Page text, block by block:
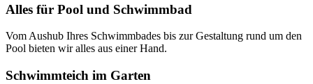
Alles für Pool und Schwimmbad
Vom Aushub Ihres Schwimmbades bis zur Gestaltung rund um den
Pool bieten wir alles aus einer Hand.
Schwimmteich im Garten